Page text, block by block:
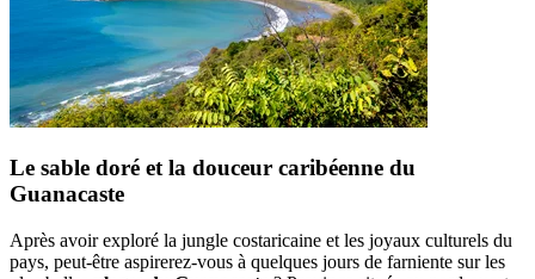
Le sable doré et la douceur caribéenne du
Guanacaste
Après avoir exploré la jungle costaricaine et les joyaux culturels du
pays, peut-être aspirerez-vous à quelques jours de farniente sur les